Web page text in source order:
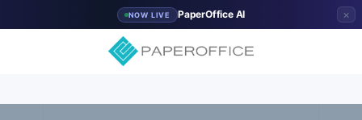
NOW LIVE PaperOffice AI ×